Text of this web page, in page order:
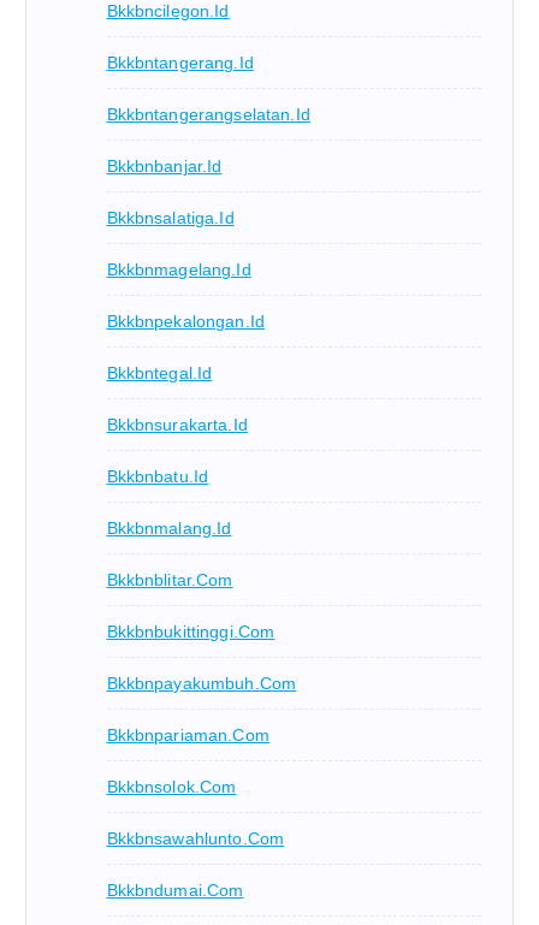
Bkkbncilegon.id
Bkkbntangerang.id
Bkkbntangerangselatan.id
Bkkbnbanjar.id
Bkkbnsalatiga.id
Bkkbnmagelang.id
Bkkbnpekalongan.id
Bkkbntegal.id
Bkkbnsurakarta.id
Bkkbnbatu.id
Bkkbnmalang.id
Bkkbnblitar.com
Bkkbnbukittinggi.com
Bkkbnpayakumbuh.com
Bkkbnpariaman.com
Bkkbnsolok.com
Bkkbnsawahlunto.com
Bkkbndumai.com